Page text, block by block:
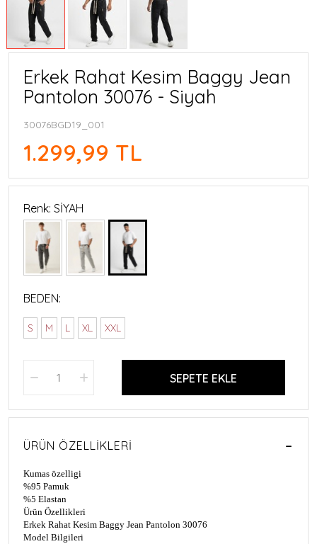
Erkek Rahat Kesim Baggy Jean
Pantolon 30076 - Siyah
30076BGD19_001
1.299,99 TL
Renk: SİYAH
BEDEN:
S M L XL XXL
SEPETE EKLE
ÜRÜN ÖZELLIKLERI
Kumas özelligi
%95 Pamuk
%5 Elastan
Ürün Özellikleri
Erkek Rahat Kesim Baggy Jean Pantolon 30076
Model Bilgileri